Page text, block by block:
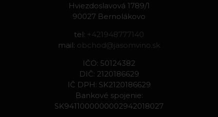
Hviezdoslavová 1789/1
90027 Bernolákovo
tel: +421948777140
mail: obchod@jasomvino.sk
IČO: 50124382
DIČ: 2120186629
IČ DPH: SK2120186629
Bankové spojenie:
SK9411000000002942018027